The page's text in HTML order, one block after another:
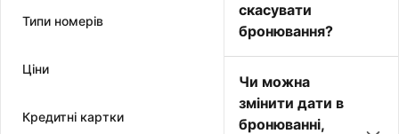
Типи номерів
Ціни
Кредитні картки
скасувати
бронювання?
Чи можна
змінити дати в
бронюванні,